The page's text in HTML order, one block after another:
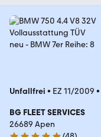
Unfallfrei • EZ 11/2009 •
BG FLEET SERVICES
26689 Apen